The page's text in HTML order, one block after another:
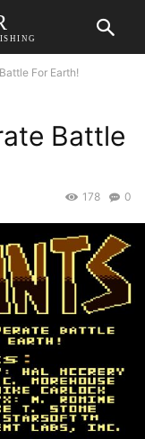
For Earth!
Battle
0
178